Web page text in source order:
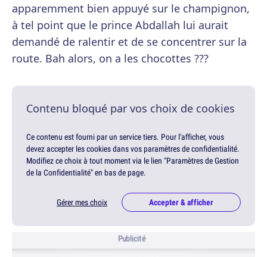
apparemment bien appuyé sur le champignon,
à tel point que le prince Abdallah lui aurait
demandé de ralentir et de se concentrer sur la
route. Bah alors, on a les chocottes ???
Contenu bloqué par vos choix de cookies
Ce contenu est fourni par un service tiers. Pour l'afficher, vous
devez accepter les cookies dans vos paramètres de confidentialité.
Modifiez ce choix à tout moment via le lien "Paramètres de Gestion
de la Confidentialité" en bas de page.
Gérer mes choix Accepter & afficher
Publicité